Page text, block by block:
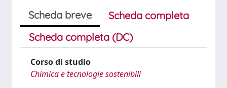
Scheda breve
Scheda completa
Scheda completa (DC)
Corso di studio
Chimica e tecnologie sostenibili